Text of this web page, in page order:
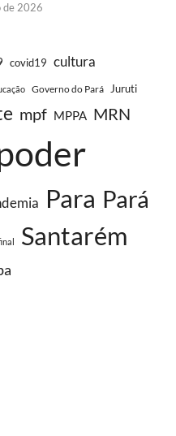
de 2026
covid19 cultura
Governo do Pará Juruti
mpf MPPA MRN
Para Pará
Santarém